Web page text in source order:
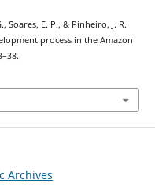
Soares, E. P., & Pinheiro, J. R.
process in the Amazon
Archives